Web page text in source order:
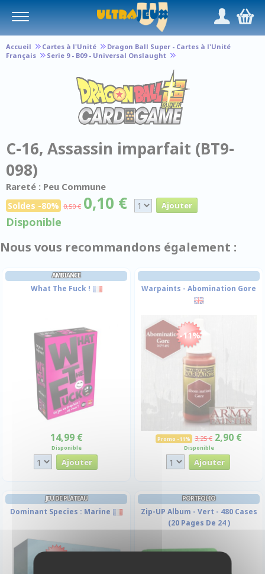
/,
Accueil Cartes à l'Unité
Dragon Ball Super - Cartes à l'Unité
Français
Serie 9 - B09 - Universal Onslaught
C-16, Assassin imparfait (BT9-
098)
Rareté : Peu Commune
Soldes -80% 0,50 € 0,10 €
Disponible
Nous vous recommandons également :
AMBIANCE
What The Fuck !
14,99 €
Disponible
Warpaints - Abomination Gore
-11%
Promo -11% 3,25 € 2,90 €
Disponible
JEU DE PLATEAU
Dominant Species : Marine
PORTFOLIO
Zip-UP Album - Vert - 480 Cases
(20 Pages De 24 )